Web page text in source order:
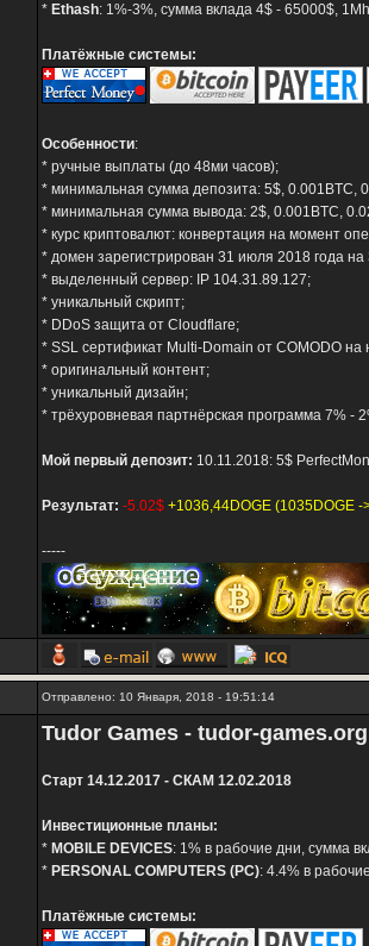
* Ethash: 1%-3%, сумма вклада 4$ - 65000$,
Платёжные системы:
Особенности:
* ручные выплаты (до 48ми часов);
* минимальная сумма депозита: 5$, 0.001BTC,
* минимальная сумма вывода: 2$, 0.001BTC,
* курс криптовалют: конвертация на момент
* домен зарегистрирован 31 июля 2018 года на
* выделенный сервер: IP 104.31.89.127;
* уникальный скрипт;
* DDoS защита от Cloudflare;
* SSL сертификат Multi-Domain от COMODO на
* оригинальный контент;
* уникальный дизайн;
* трёхуровневая партнёрская программа 7% -
Мой первый депозит: 10.11.2018: 5$
Результат: -5.02$ +1036,44DOGE (1035DOGE -
-----
Отправлено: 10 Января, 2018 - 19:51:14
Tudor Games - tudor-games.org
Старт 14.12.2017 - СКАМ 12.02.2018
Инвестиционные планы:
* MOBILE DEVICES: 1% в рабочие дни, сумма
* PERSONAL COMPUTERS (PC): 4.4% в
Платёжные системы: